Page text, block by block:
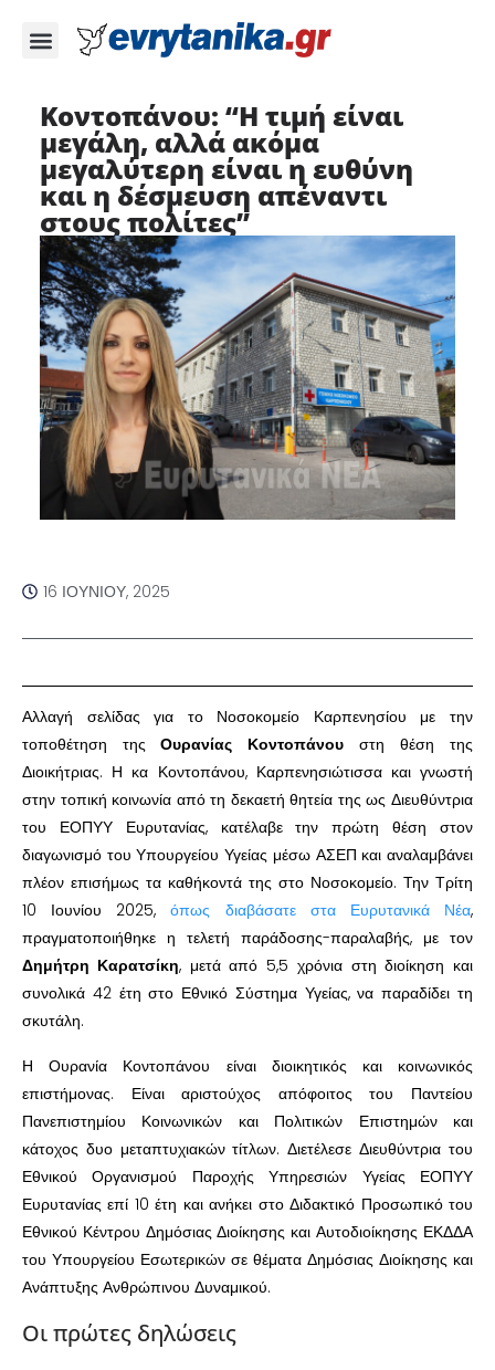
Κοντοπάνου: “Η τιμή είναι
μεγάλη, αλλά ακόμα
μεγαλύτερη είναι η ευθύνη
και η δέσμευση απέναντι
στους πολίτες”
16 ΙΟΥΝΊΟΥ, 2025
Αλλαγή σελίδας για το Νοσοκομείο Καρπενησίου με την
τοποθέτηση της Ουρανίας Κοντοπάνουστη θέση της
Διοικήτριας. Η κα Κοντοπάνου, Καρπενησιώτισσα και γνωστή
στην τοπική κοινωνία από τη δεκαετή θητεία της ως Διευθύντρια
του ΕΟΠΥΥ Ευρυτανίας, κατέλαβε την πρώτη θέση στον
διαγωνισμό του Υπουργείου Υγείας μέσω ΑΣΕΠ και αναλαμβάνει
πλέον επισήμως τα καθήκοντά της στο Νοσοκομείο. Την Τρίτη
10 Ιουνίου 2025,όπως διαβάσατε στα Ευρυτανικά Νέα,
πραγματοποιήθηκε η τελετή παράδοσης-παραλαβής, με τον
Δημήτρη Καρατσίκη, μετά από 5,5 χρόνια στη διοίκηση και
συνολικά 42 έτη στο Εθνικό Σύστημα Υγείας, να παραδίδει τη
σκυτάλη.
Η Ουρανία Κοντοπάνου είναι διοικητικός και κοινωνικός
επιστήμονας. Είναι αριστούχος απόφοιτος του Παντείου
Πανεπιστημίου Κοινωνικών και Πολιτικών Επιστημών και
κάτοχος δυο μεταπτυχιακών τίτλων. Διετέλεσε Διευθύντρια του
Εθνικού Οργανισμού Παροχής Υπηρεσιών Υγείας ΕΟΠΥΥ
Ευρυτανίας επί 10 έτη και ανήκει στο Διδακτικό Προσωπικό του
Εθνικού Κέντρου Δημόσιας Διοίκησης και Αυτοδιοίκησης ΕΚΔΔΑ
του Υπουργείου Εσωτερικών σε θέματα Δημόσιας Διοίκησης και
Ανάπτυξης Ανθρώπινου Δυναμικού.
Οι πρώτες δηλώσεις